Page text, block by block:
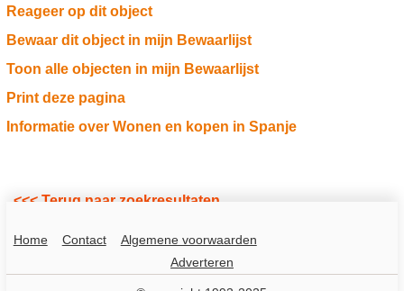
Reageer op dit object
Bewaar dit object in mijn Bewaarlijst
Toon alle objecten in mijn Bewaarlijst
Print deze pagina
Informatie over Wonen en kopen in Spanje
<<< Terug naar zoekresultaten
Home Contact
Algemene voorwaarden
Adverteren